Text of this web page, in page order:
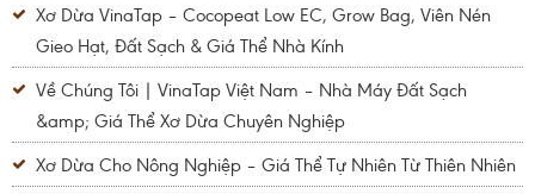
Xơ Dừa VinaTap – Cocopeat Low EC, Grow Bag, Viên Nén
Gieo Hạt, Đất Sạch & Giá Thể Nhà Kính
Về Chúng Tôi | VinaTap Việt Nam – Nhà Máy Đất Sạch
&amp; Giá Thể Xơ Dừa Chuyên Nghiệp
Xơ Dừa Cho Nông Nghiệp – Giá Thể Tự Nhiên Từ Thiên Nhiên